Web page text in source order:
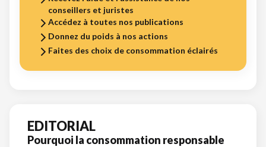
conseillers et juristes
Accédez à toutes nos publications
Donnez du poids à nos actions
Faites des choix de consommation éclairés
EDITORIAL
Pourquoi la consommation responsable